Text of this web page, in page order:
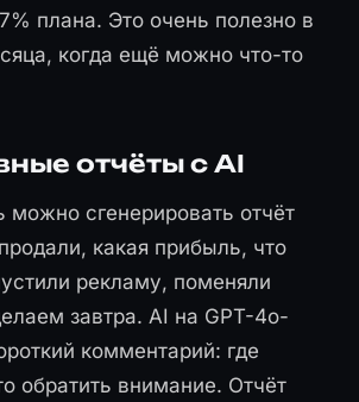
плана. Это очень полезно в
когда ещё можно что-то
отчёты с AI
сгенерировать отчёт
какая прибыль, что
рекламу, поменяли
завтра. AI на GPT-4o-
комментарий: где
обратить внимание. Отчёт